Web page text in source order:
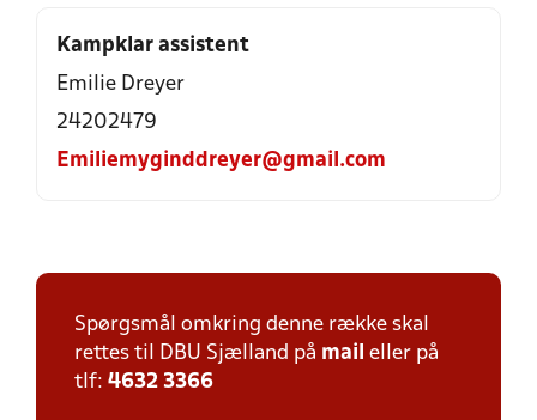
Kampklar assistent
Emilie Dreyer
24202479
Emiliemyginddreyer@gmail.com
Spørgsmål omkring denne række skal
rettes til DBU Sjælland på mail eller på
tlf: 4632 3366